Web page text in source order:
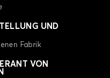
UND
Fabrik
VON